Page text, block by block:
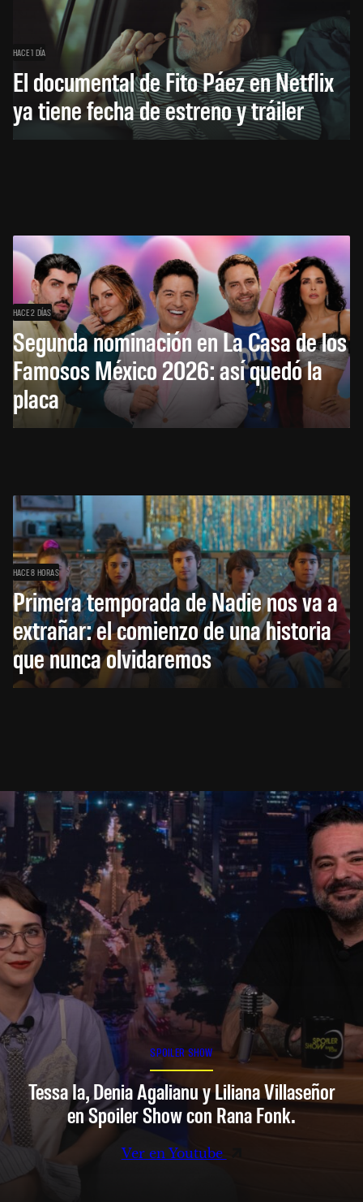
HACE 1 DÍA
El documental de Fito Páez en Netflix
ya tiene fecha de estreno y tráiler
HACE 2 DÍAS
Segunda nominación en La Casa de los
Famosos México 2026: así quedó la
placa
HACE 8 HORAS
Primera temporada de Nadie nos va a
extrañar: el comienzo de una historia
que nunca olvidaremos
SPOILER SHOW
Tessa Ia, Denia Agalianu y Liliana Villaseñor
en Spoiler Show con Rana Fonk.
Ver en Youtube